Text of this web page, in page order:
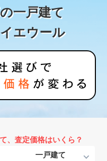
一戸建て
エウール
、査定価格はいくら？